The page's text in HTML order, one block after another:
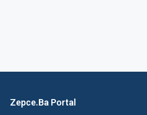
Zepce.Ba Portal